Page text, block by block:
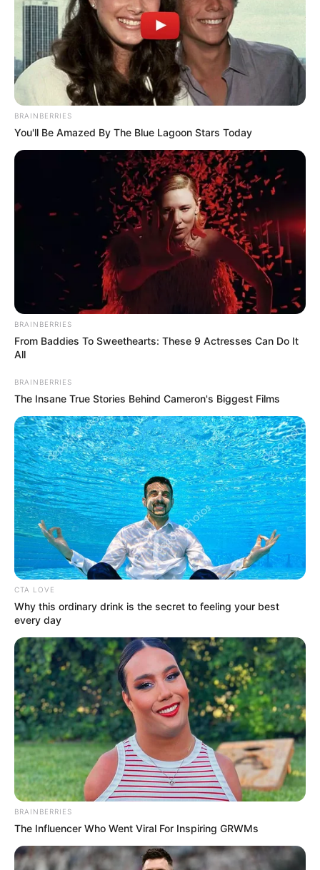
BRAINBERRIES
You'll Be Amazed By The Blue Lagoon Stars Today
BRAINBERRIES
From Baddies To Sweethearts: These 9 Actresses Can Do It
All
BRAINBERRIES
The Insane True Stories Behind Cameron's Biggest Films
CTA LOVE
Why this ordinary drink is the secret to feeling your best
every day
BRAINBERRIES
The Influencer Who Went Viral For Inspiring GRWMs